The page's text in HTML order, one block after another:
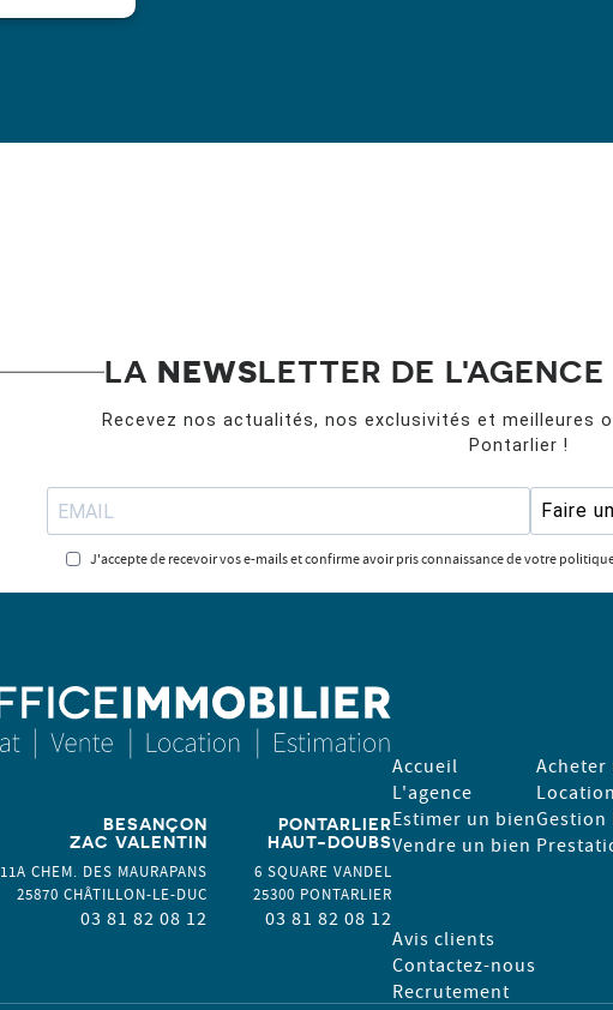
LA NEWSLETTER DE
Recevez nos actualités, nos exclusivités et meilleures
Pontarlier !
Faire
J'accepte de recevoir vos e-mails et confirme avoir pris connaissance de votre
BESANÇON
ZAC VALENTIN
11A CHEM. DES MAURAPANS
25870 CHÂTILLON-LE-DUC
03 81 82 08 12
PONTARLIER
HAUT-DOUBS
6 SQUARE VANDEL
25300 PONTARLIER
03 81 82 08 12
Accueil
L'agence
Estimer un bien
Vendre un bien
Acheter
Location
Gestion
Avis clients
Contactez-nous
Recrutement